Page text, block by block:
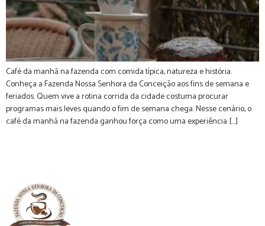
Café da manhã na fazenda com comida típica, natureza e história.
Conheça a Fazenda Nossa Senhora da Conceição aos fins de semana e
feriados. Quem vive a rotina corrida da cidade costuma procurar
programas mais leves quando o fim de semana chega. Nesse cenário, o
café da manhã na fazenda ganhou força como uma experiência […]